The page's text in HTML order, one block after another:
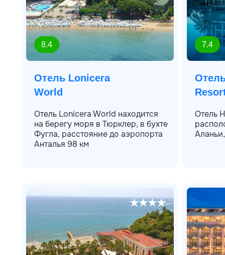
Отель Lonicera
World
Отель Lonicera World находится
на берегу моря в Тюрклер, в бухте
Фугла, расстояние до аэропорта
Анталья 98 км
8.4
Отель
7.4
★★★★